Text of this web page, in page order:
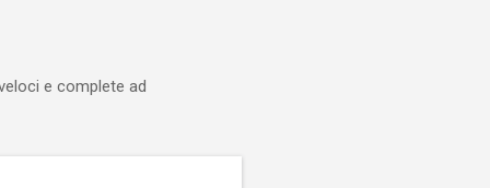
e complete ad